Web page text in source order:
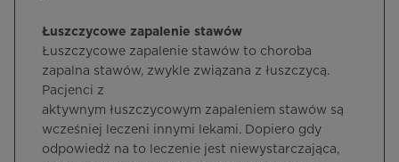
Łuszczycowe zapalenie stawów
Łuszczycowe zapalenie stawów to choroba
zapalna stawów, zwykle związana z łuszczycą.
Pacjenci z
aktywnym łuszczycowym zapaleniem stawów są
wcześniej leczeni innymi lekami. Dopiero gdy
odpowiedź na to leczenie jest niewystarczająca,